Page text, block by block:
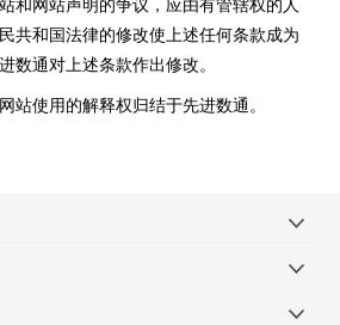
和网站声明的争议，应由有管辖权的人
共和国法律的修改使上述任何条款成为
数通对上述条款作出修改。
站使用的解释权归结于先进数通。